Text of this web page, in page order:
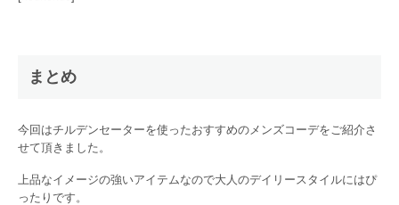
まとめ
今回はチルデンセーターを使ったおすすめのメンズコーデをご紹介さ
せて頂きました。
上品なイメージの強いアイテムなので大人のデイリースタイルにはぴ
ったりです。